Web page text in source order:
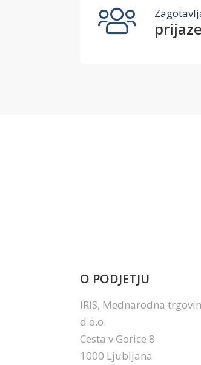
O PODJETJU
IRIS, Mednarodna
d.o.o.
Cesta v Gorice 8
1000 Ljubljana